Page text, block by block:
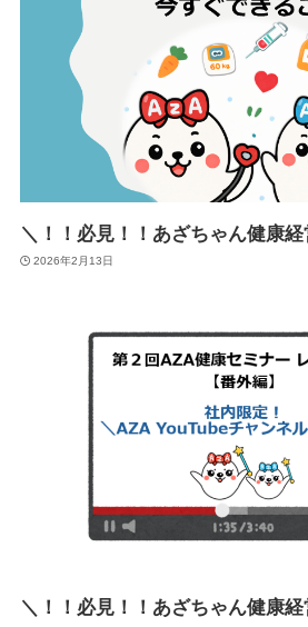
＼！！必見！！あざちゃん健康
2026年2月13日
＼！！必見！！あざちゃん健康